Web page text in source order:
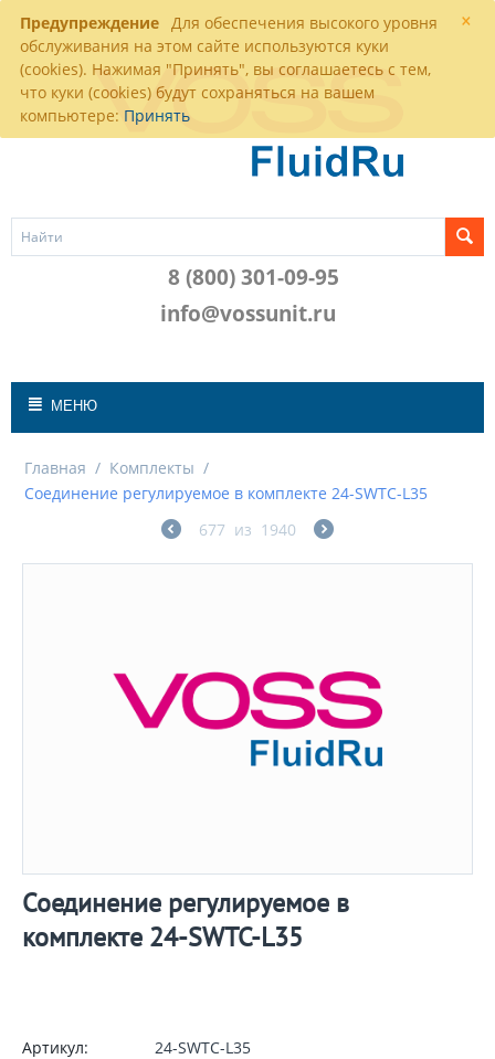
×
Предупреждение Для обеспечения высокого уровня
обслуживания на этом сайте используются куки
(cookies). Нажимая "Принять", вы соглашаетесь с тем,
что куки (cookies) будут сохраняться на вашем
компьютере: Принять
8 (800) 301-09-95
info@vossunit.ru
МЕНЮ
Главная / Комплекты /
Соединение регулируемое в комплекте 24-SWTC-L35
677 из 1940
Соединение регулируемое в
комплекте 24-SWTC-L35
Артикул: 24-SWTC-L35